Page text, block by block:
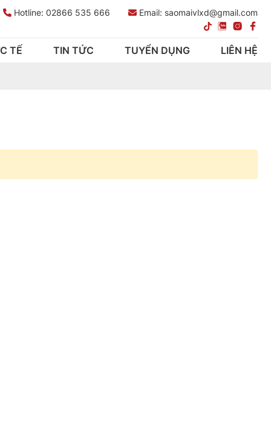
Hotline: 02866 535 666 Email: saomaivlxd@gmail.com
TẾ TIN TỨC TUYỂN DỤNG LIÊN HỆ